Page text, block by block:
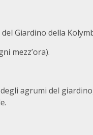
Giardino della
mezz’ora).
agrumi del